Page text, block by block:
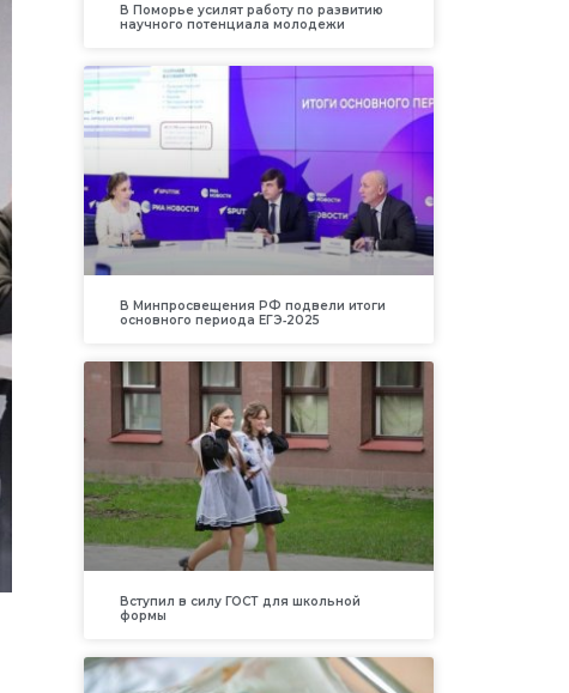
В Поморье усилят работу по развитию
научного потенциала молодежи
В Минпросвещения РФ подвели итоги
основного периода ЕГЭ‑2025
Вступил в силу ГОСТ для школьной
формы